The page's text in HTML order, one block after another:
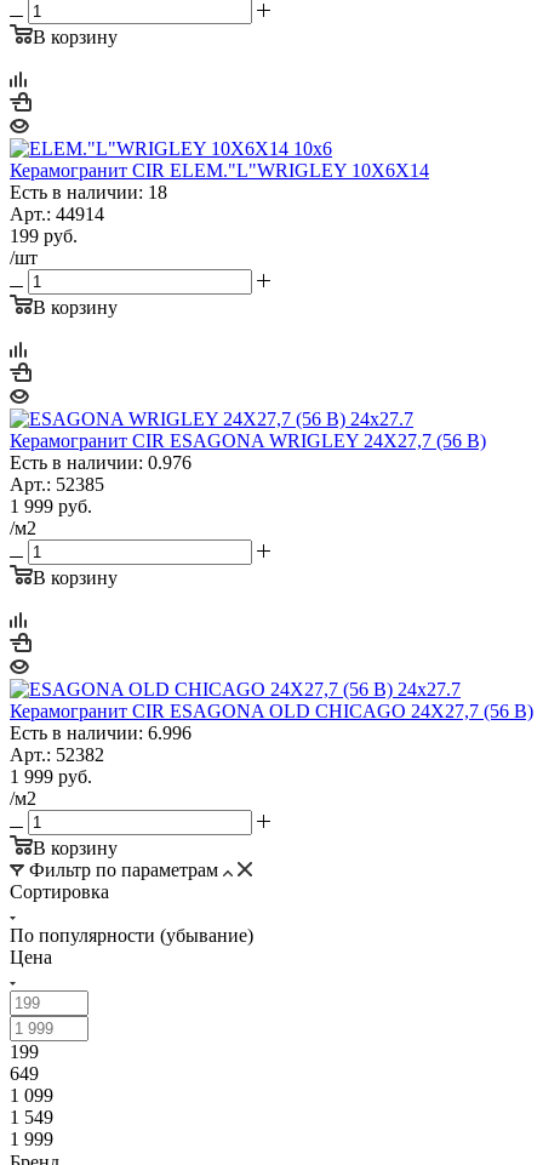
В корзину
Керамогранит CIR ELEM."L"WRIGLEY 10X6X14
Есть в наличии: 18
Арт.: 44914
199 руб.
/шт
В корзину
Керамогранит CIR ESAGONA WRIGLEY 24X27,7 (56 B)
Есть в наличии: 0.976
Арт.: 52385
1 999 руб.
/м2
В корзину
Керамогранит CIR ESAGONA OLD CHICAGO 24X27,7 (56 B)
Есть в наличии: 6.996
Арт.: 52382
1 999 руб.
/м2
В корзину
Фильтр по параметрам
Сортировка
По популярности (убывание)
Цена
199
649
1 099
1 549
1 999